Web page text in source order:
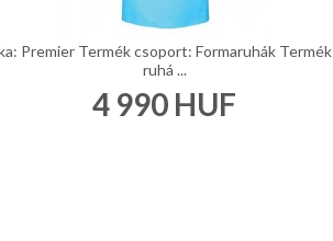
Premier Termék csoport: Formaruhák
ruhá ...
4 990 HUF